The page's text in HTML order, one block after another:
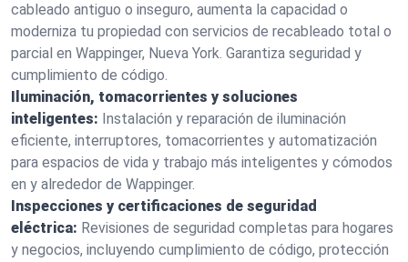
cableado antiguo o inseguro, aumenta la capacidad o
moderniza tu propiedad con servicios de recableado total o
parcial en Wappinger, Nueva York. Garantiza seguridad y
cumplimiento de código.
Iluminación, tomacorrientes y soluciones
inteligentes: Instalación y reparación de iluminación
eficiente, interruptores, tomacorrientes y automatización
para espacios de vida y trabajo más inteligentes y cómodos
en y alrededor de Wappinger.
Inspecciones y certificaciones de seguridad
eléctrica: Revisiones de seguridad completas para hogares
y negocios, incluyendo cumplimiento de código, protección